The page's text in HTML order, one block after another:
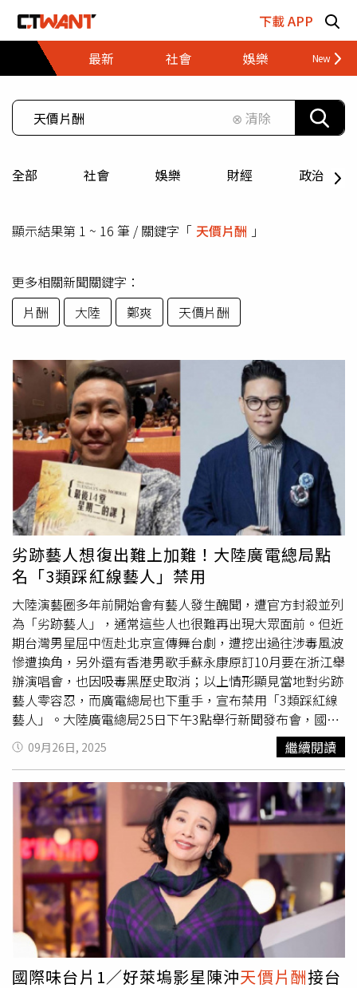
下載 APP
最新
社會 娛樂 財經
⊗ 清除
全部 社會 娛樂 財經 政治
顯示結果第 1 ~ 16 筆 / 關鍵字「 天價片酬 」
更多相關新聞關鍵字：
片酬
大陸 鄭爽 天價片酬
劣跡藝人想復出難上加難！大陸廣電總局點
名「3類踩紅線藝人」禁用
大陸演藝圈多年前開始會有藝人發生醜聞，遭官方封殺並列
為「劣跡藝人」，通常這些人也很難再出現大眾面前。但近
期台灣男星屈中恆赴北京宣傳舞台劇，遭挖出過往涉毒風波
慘遭換角，另外還有香港男歌手蘇永康原訂10月要在浙江舉
辦演唱會，也因吸毒黑歷史取消；以上情形顯見當地對劣跡
藝人零容忍，而廣電總局也下重手，宣布禁用「3類踩紅線
藝人」。大陸廣電總局25日下午3點舉行新聞發布會，國家
廣播電視總局副局長韓冬表示，正在修訂《電視劇管理辦
法》的規章制度；其中強調未來有「3大堅決」，包括堅決
防止過度娛樂化、堅決治理天價片酬和堅決抵制違法失德人
員。針對違法失德人員，明確指出3類禁用藝人，包括涉
毒、嫖娼和逃稅等違法人員、違背公序良俗的失德人員和政
治立場出現問題者。廣電總局針對整治天價片酬
規定演員總片酬不得超過製作成本的40%，主演片酬不得超
過總片酬的70%，才能建立更健康的影視產業環境。不過，
有網友質疑廣電總局標準不一，因為涉及駕車拖行交通警察
的男星張翰、曾爆出車禍頂包案的謝霆鋒，均活躍於大陸演
藝圈。屈中恆前段時間隨舞台劇《寶島一村》劇團赴北京進
行座談會，卻遭觀眾點名20年前涉毒爭議，立刻被大陸官方
列入「劣跡藝人」，甚至遭到換角。至於香港男歌手蘇永康
09月26日, 2025 繼續閱讀
國際味台片1／好萊塢影星陳沖天價片酬接台